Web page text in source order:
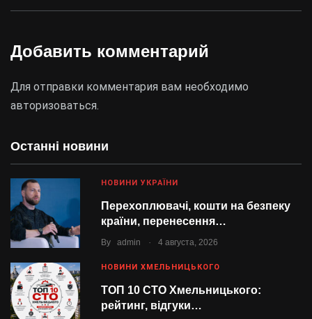
Останні новини
НОВИНИ УКРАЇНИ
Перехоплювачі, кошти на безпеку
країни, перенесення…
By admin . 4 августа, 2026
НОВИНИ ХМЕЛЬНИЦЬКОГО
ТОП 10 СТО Хмельницького:
рейтинг, відгуки…
Добавить комментарий
Для отправки комментария вам необходимо
авторизоваться.